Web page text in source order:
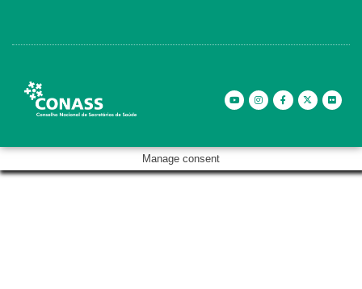
Manage consent